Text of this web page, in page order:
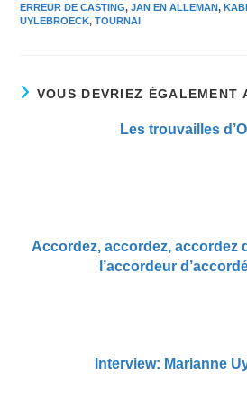
ERREUR DE CASTING, JAN EN ALLEMAN,
UYLEBROECK, TOURNAI
VOUS DEVRIEZ ÉGALEMENT
Les trouvailles
Accordez, accordez, accordez
l’accordeur
Interview: Marianne